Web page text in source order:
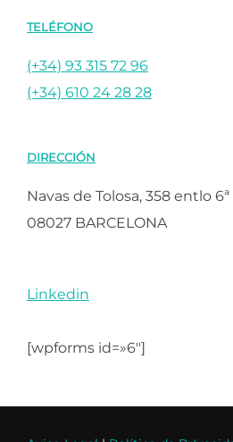
TELÉFONO
(+34) 93 315 72 96
(+34) 610 24 28 28
DIRECCIÓN
Navas de Tolosa, 358 entlo 6ª
08027 BARCELONA
Linkedin
[wpforms id=»6″]